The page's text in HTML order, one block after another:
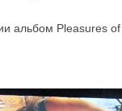
альбом Pleasures